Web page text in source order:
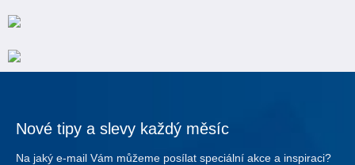
Nové tipy a slevy každý měsíc
Na jaký e-mail Vám můžeme posílat speciální akce a inspiraci?